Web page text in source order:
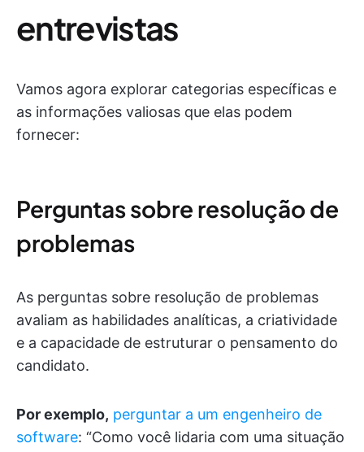
entrevistas
Vamos agora explorar categorias específicas e
as informações valiosas que elas podem
fornecer:
Perguntas sobre resolução de
problemas
As perguntas sobre resolução de problemas
avaliam as habilidades analíticas, a criatividade
e a capacidade de estruturar o pensamento do
candidato.
Por exemplo, perguntar a um engenheiro de
software: “Como você lidaria com uma situação